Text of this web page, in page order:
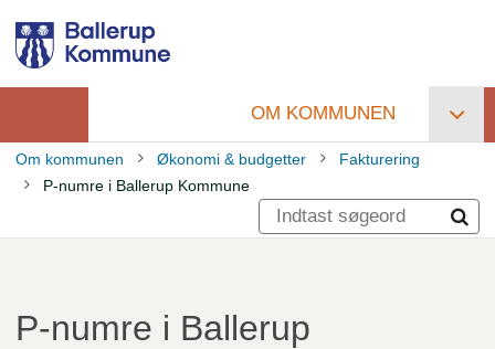
hovedindhold
Primær
navigation
OM KOMMUNEN
Brødkrumme
Om kommunen Økonomi & budgetter
Fakturering
P-numre i Ballerup Kommune
P-numre i Ballerup